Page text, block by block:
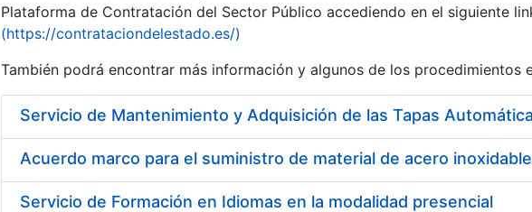
Mostrar/Ocultar
Plataforma de Contratación del Sector Público accediendo en el siguiente
(https://contrataciondelestado.es/)
También podrá encontrar más información y algunos de los procedimientos
Acuerdo marco para el suministro de material de acero inoxidable
Servicio de Formación en Idiomas en la modalidad presencial